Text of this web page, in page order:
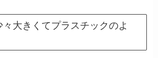
大きくてプラスチックのよ